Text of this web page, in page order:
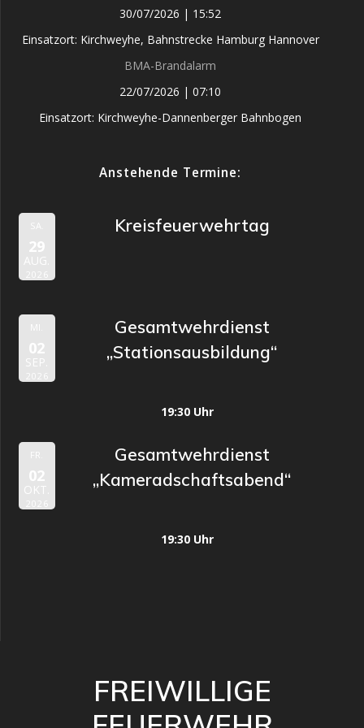
30/07/2026 | 15:52
Einsatzort: Kirchweyhe, Bahnstrecke Hamburg Hannover
BMA-Brandalarm
22/07/2026 | 07:10
Einsatzort: Kirchweyhe-Dannenberger Bahnbogen
Anstehende Termine:
SA.
29
AUG.
2026
Kreisfeuerwehrtag
MI.
02
SEP.
2026
Gesamtwehrdienst
„Stationsausbildung“
19:30 Uhr
FR.
02
OKT.
2026
Gesamtwehrdienst
„Kameradschaftsabend“
19:30 Uhr
FREIWILLIGE